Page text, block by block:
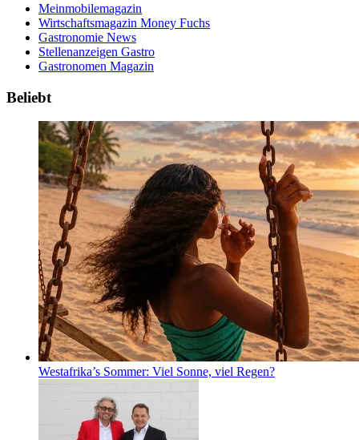
Meinmobilemagazin
Wirtschaftsmagazin Money Fuchs
Gastronomie News
Stellenanzeigen Gastro
Gastronomen Magazin
Beliebt
Westafrika’s Sommer: Viel Sonne, viel Regen?